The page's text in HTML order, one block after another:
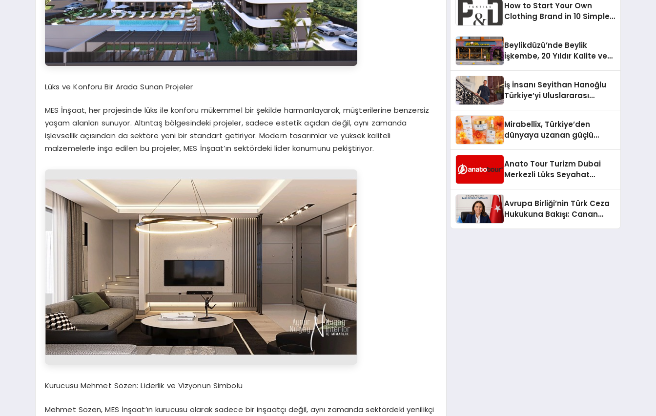
Lüks ve Konforu Bir Arada Sunan Projeler
MES İnşaat, her projesinde lüks ile konforu mükemmel bir şekilde harmanlayarak, müşterilerine benzersiz
yaşam alanları sunuyor. Altıntaş bölgesindeki projeler, sadece estetik açıdan değil, aynı zamanda
işlevsellik açısından da sektöre yeni bir standart getiriyor. Modern tasarımlar ve yüksek kaliteli
malzemelerle inşa edilen bu projeler, MES İnşaat’ın sektördeki lider konumunu pekiştiriyor.
Kurucusu Mehmet Sözen: Liderlik ve Vizyonun Simbolü
Mehmet Sözen, MES İnşaat’ın kurucusu olarak sadece bir inşaatçı değil, aynı zamanda sektördeki yenilikçi
How to Start Your Own
Clothing Brand in 10 Simple
Beylikdüzü’nde Beylik
İşkembe, 20 Yıldır Kalite ve
İş İnsanı Seyithan Hanoğlu
Türkiye’yi Uluslararası
Mirabellix, Türkiye’den
dünyaya uzanan güçlü
Anato Tour Turizm Dubai
Merkezli Lüks Seyahat
Avrupa Birliği’nin Türk Ceza
Hukukuna Bakışı: Canan